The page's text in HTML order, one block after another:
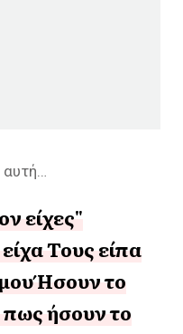
αυτή…
είχες"
Τους είπα
Ήσουν το
ήσουν το